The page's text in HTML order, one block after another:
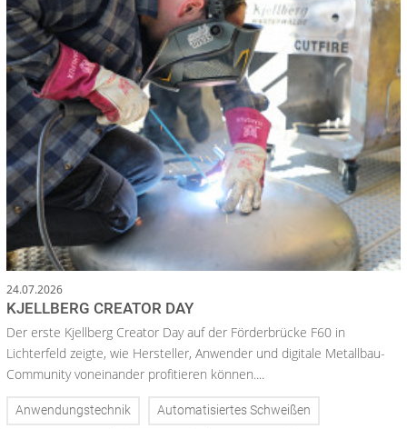
24.07.2026
KJELLBERG CREATOR DAY
Der erste Kjellberg Creator Day auf der Förderbrücke F60 in
Lichterfeld zeigte, wie Hersteller, Anwender und digitale Metallbau-
Community voneinander profitieren können....
Anwendungstechnik Automatisiertes Schweißen